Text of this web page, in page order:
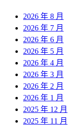
2026 年 8 月
2026 年 7 月
2026 年 6 月
2026 年 5 月
2026 年 4 月
2026 年 3 月
2026 年 2 月
2026 年 1 月
2025 年 12 月
2025 年 11 月